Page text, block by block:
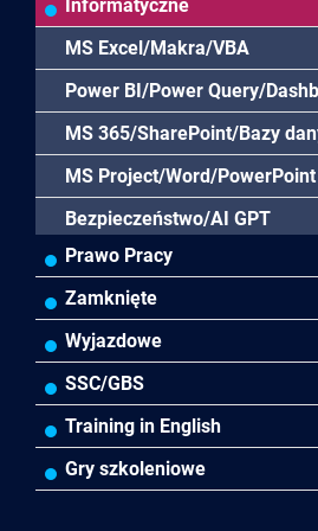
Controlling
Rady Nadzorcze/Zarząd
Biura rachunkowe
Prawo-Kadry i płace
HoReCa
TSL
Ubezpieczenia
Wodociągi/Kanalizacja
Pozostałe branże
Kadry i płace
Prawo
Podatki
Pozostałe
Przywództwo/Zarządzanie
Zarządzanie projektami/
HR/Zarządzanie Kapitałem
Prawo pracy
Asystentka/Sekretarka
Negocjacje/Sprzedaż/
Efektywność osobista/
Informatyczne
MS Excel/Makra/VBA
Power BI/Power Query/
MS 365/SharePoint/Bazy
MS Project/Word/PowerPoint
Bezpieczeństwo/AI GPT
Prawo Pracy
Zamknięte
Wyjazdowe
SSC/GBS
Training in English
Gry szkoleniowe